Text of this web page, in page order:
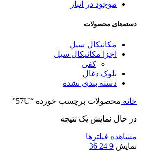
موجود در انبار
دسته‌های محصولات
مکانیکال سیل
اجزا مکانیکال سیل
کفی
بلوک ذغال
دسته بندی نشده
خانه محصولات برچسب خورده “57U”
در حال نمایش یک نتیجه
مشاهده فیلترها
نمایش 9
24
36